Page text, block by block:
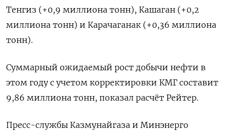
Тенгиз (+0,9 миллиона тонн), Кашаган (+0,2
миллиона тонн) и Карачаганак (+0,36 миллиона
тонн).
Суммарный ожидаемый рост добычи нефти в
этом году с учетом корректировки КМГ составит
9,86 миллиона тонн, показал расчёт Рейтер.
Пресс-службы Казмунайгаза и Минэнерго